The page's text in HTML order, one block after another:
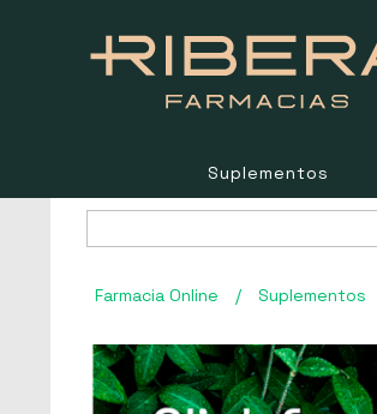
Suplementos
Farmacia Online / Suplementos